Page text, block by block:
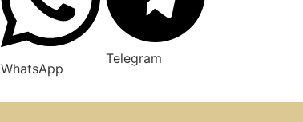
WhatsApp
Telegram